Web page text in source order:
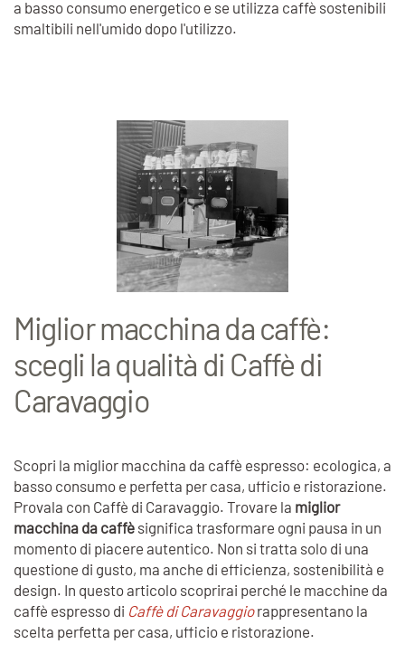
a basso consumo energetico e se utilizza caffè sostenibili
smaltibili nell'umido dopo l'utilizzo.
Miglior macchina da caffè:
scegli la qualità di Caffè di
Caravaggio
Scopri la miglior macchina da caffè espresso: ecologica, a
basso consumo e perfetta per casa, ufficio e ristorazione.
Provala con Caffè di Caravaggio. Trovare la miglior
macchina da caffè significa trasformare ogni pausa in un
momento di piacere autentico. Non si tratta solo di una
questione di gusto, ma anche di efficienza, sostenibilità e
design. In questo articolo scoprirai perché le macchine da
caffè espresso di Caffè di Caravaggiorappresentano la
scelta perfetta per casa, ufficio e ristorazione.